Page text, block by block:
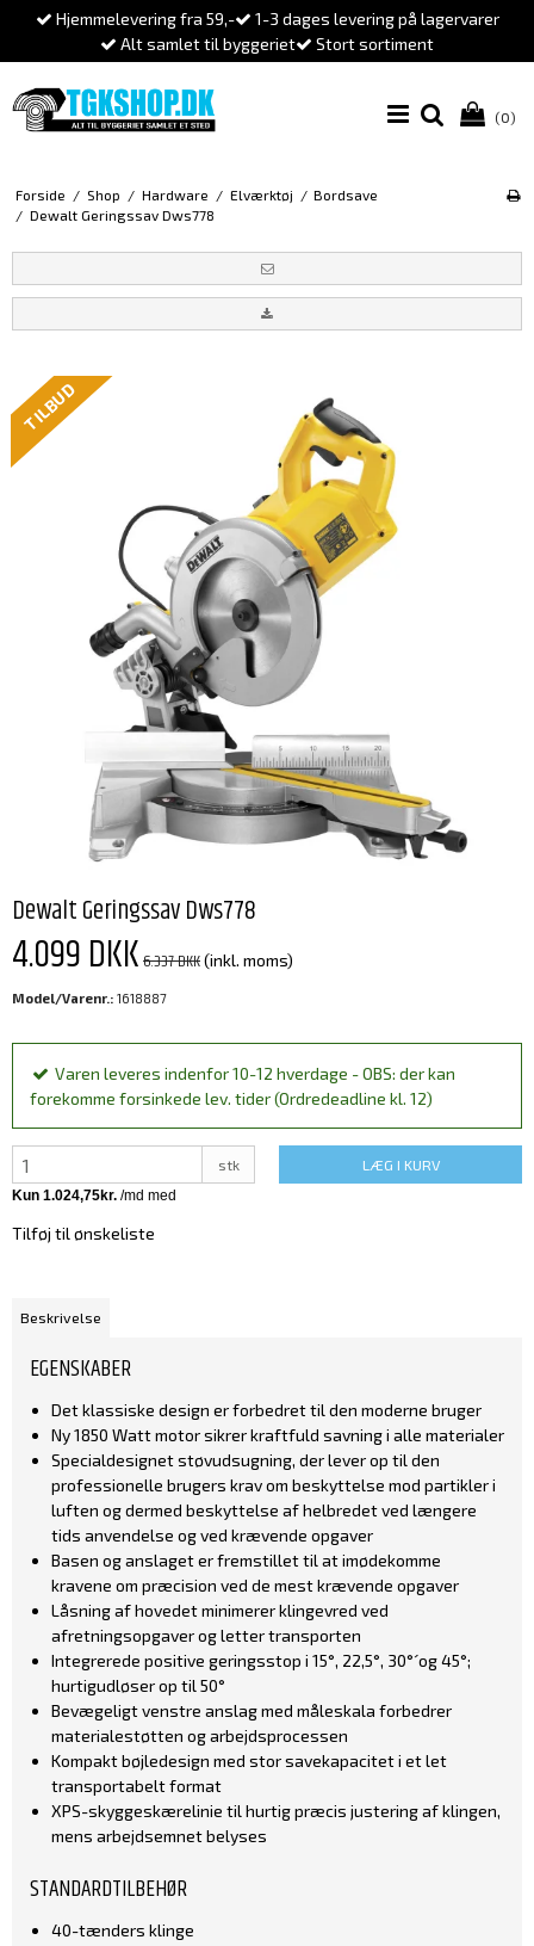
Hjemmelevering fra 59,-
1-3 dages levering på lagervarer
Alt samlet til byggeriet
Stort sortiment
(0)
Forside / Shop / Hardware / Elværktøj / Bordsave
/ Dewalt Geringssav Dws778
TILBUD
Dewalt Geringssav Dws778
4.099 DKK6.337 DKK(inkl. moms)
Model/Varenr.: 1618887
Varen leveres indenfor 10-12 hverdage - OBS: der kan
forekomme forsinkede lev. tider (Ordredeadline kl. 12)
stk LÆG I KURV
Tilføj til ønskeliste
Beskrivelse
EGENSKABER
Det klassiske design er forbedret til den moderne bruger
Ny 1850 Watt motor sikrer kraftfuld savning i alle materialer
Specialdesignet støvudsugning, der lever op til den
professionelle brugers krav om beskyttelse mod partikler i
luften og dermed beskyttelse af helbredet ved længere
tids anvendelse og ved krævende opgaver
Basen og anslaget er fremstillet til at imødekomme
kravene om præcision ved de mest krævende opgaver
Låsning af hovedet minimerer klingevred ved
afretningsopgaver og letter transporten
Integrerede positive geringsstop i 15°, 22,5°, 30°´og 45°;
hurtigudløser op til 50°
Bevægeligt venstre anslag med måleskala forbedrer
materialestøtten og arbejdsprocessen
Kompakt bøjledesign med stor savekapacitet i et let
transportabelt format
XPS-skyggeskærelinie til hurtig præcis justering af klingen,
mens arbejdsemnet belyses
STANDARDTILBEHØR
40-tænders klinge